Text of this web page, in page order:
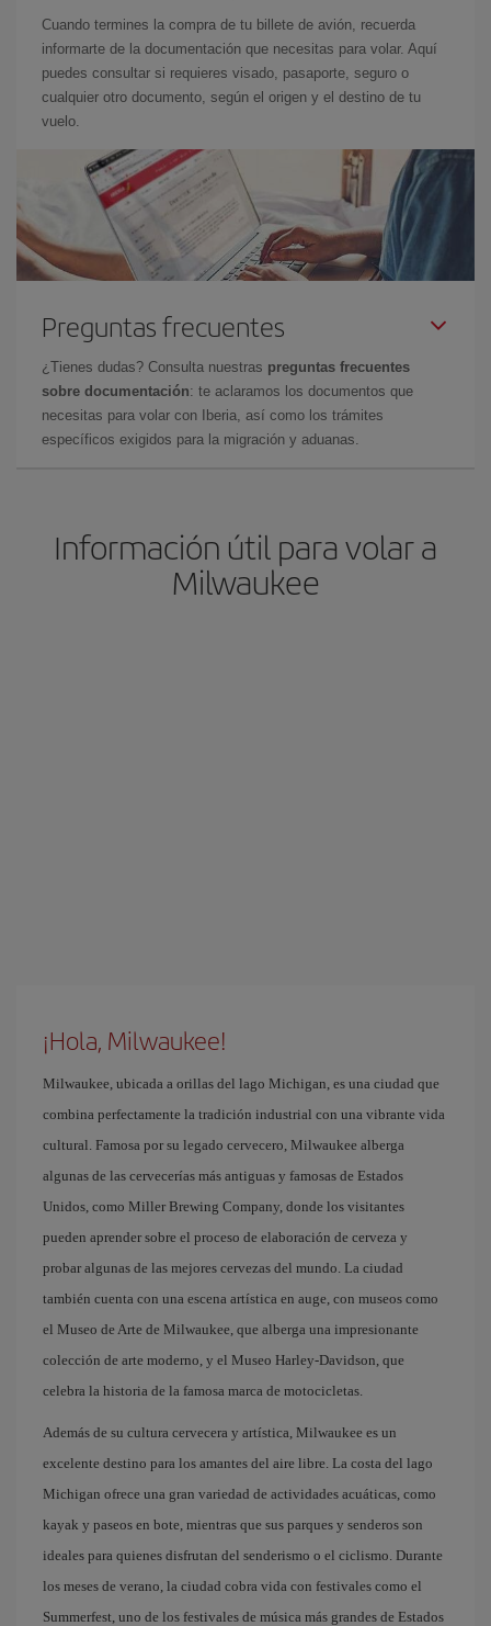
Cuando termines la compra de tu billete de avión, recuerda
informarte de la documentación que necesitas para volar. Aquí
puedes consultar si requieres visado, pasaporte, seguro o
cualquier otro documento, según el origen y el destino de tu
vuelo.
Preguntas frecuentes
¿Tienes dudas? Consulta nuestras preguntas frecuentes
sobre documentación: te aclaramos los documentos que
necesitas para volar con Iberia, así como los trámites
específicos exigidos para la migración y aduanas.
Información útil para volar a
Milwaukee
¡Hola, Milwaukee!
Milwaukee, ubicada a orillas del lago Michigan, es una ciudad que
combina perfectamente la tradición industrial con una vibrante vida
cultural. Famosa por su legado cervecero, Milwaukee alberga
algunas de las cervecerías más antiguas y famosas de Estados
Unidos, como Miller Brewing Company, donde los visitantes
pueden aprender sobre el proceso de elaboración de cerveza y
probar algunas de las mejores cervezas del mundo. La ciudad
también cuenta con una escena artística en auge, con museos como
el Museo de Arte de Milwaukee, que alberga una impresionante
colección de arte moderno, y el Museo Harley-Davidson, que
celebra la historia de la famosa marca de motocicletas.
Además de su cultura cervecera y artística, Milwaukee es un
excelente destino para los amantes del aire libre. La costa del lago
Michigan ofrece una gran variedad de actividades acuáticas, como
kayak y paseos en bote, mientras que sus parques y senderos son
ideales para quienes disfrutan del senderismo o el ciclismo. Durante
los meses de verano, la ciudad cobra vida con festivales como el
Summerfest, uno de los festivales de música más grandes de Estados